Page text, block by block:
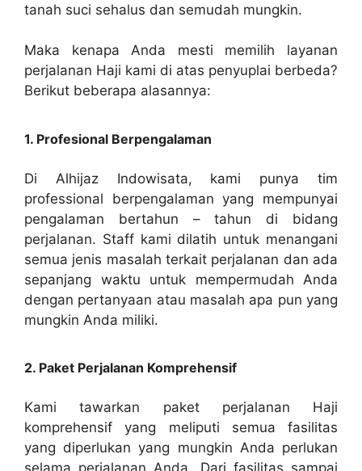
tanah suci sehalus dan semudah mungkin.
Maka kenapa Anda mesti memilih layanan
perjalanan Haji kami di atas penyuplai berbeda?
Berikut beberapa alasannya:
1. Profesional Berpengalaman
Di Alhijaz Indowisata, kami punya tim
professional berpengalaman yang mempunyai
pengalaman bertahun – tahun di bidang
perjalanan. Staff kami dilatih untuk menangani
semua jenis masalah terkait perjalanan dan ada
sepanjang waktu untuk mempermudah Anda
dengan pertanyaan atau masalah apa pun yang
mungkin Anda miliki.
2. Paket Perjalanan Komprehensif
Kami tawarkan paket perjalanan Haji
komprehensif yang meliputi semua fasilitas
yang diperlukan yang mungkin Anda perlukan
selama perjalanan Anda. Dari fasilitas sampai